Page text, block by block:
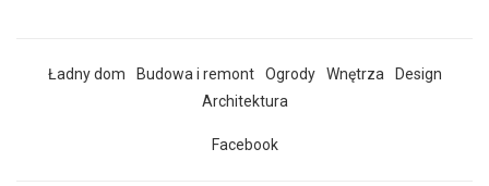
Ładny dom Budowa i remont Ogrody Wnętrza
Design
Architektura
Facebook